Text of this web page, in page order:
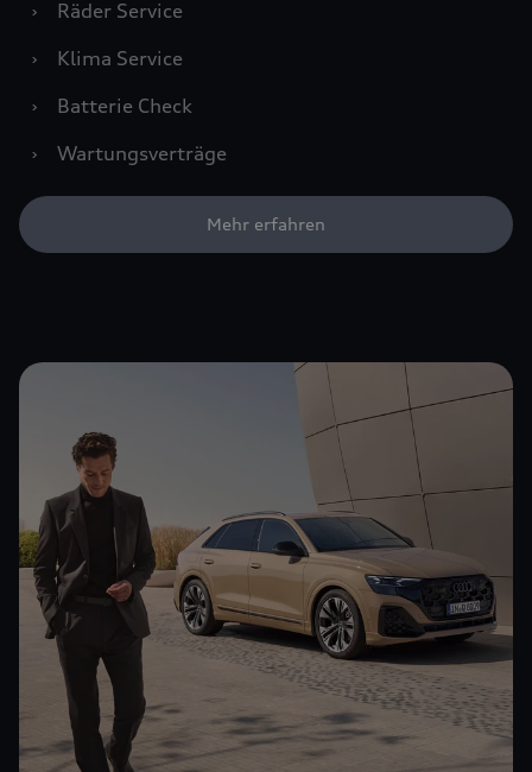
›
Räder Service
›
Klima Service
›
Batterie Check
›
Wartungsverträge
Mehr erfahren